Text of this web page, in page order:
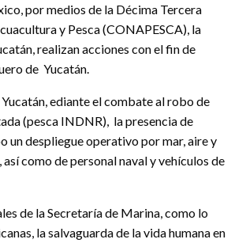
por medios de la Décima Tercera
y Pesca (CONAPESCA), la
realizan acciones con el fin de
de Yucatán.
ediante el combate al robo de
(pesca INDNR), la presencia de
un despliegue operativo por mar, aire y
como de personal naval y vehículos de
de la Secretaría de Marina, como lo
la salvaguarda de la vida humana en